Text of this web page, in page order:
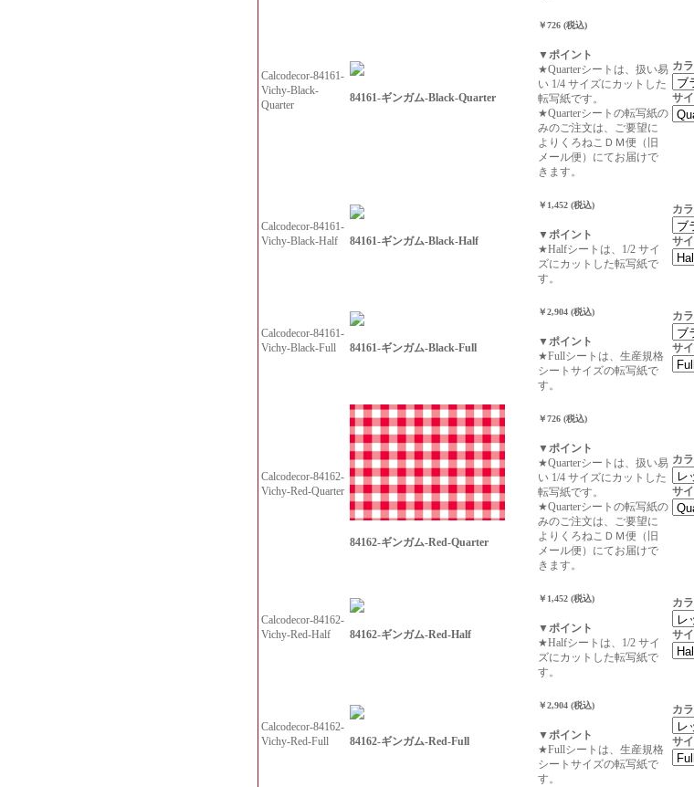
Calcodecor-84161-
Vichy-Black-
Quarter
84161-ギンガム-Black-Quarter
￥726 (税込)
▼ポイント
★Quarterシートは、扱い易
い 1/4 サイズにカットした
転写紙です。
★Quarterシートの転写紙の
みのご注文は、ご要望に
よりくろねこＤＭ便（旧
メール便）にてお届けで
きます。
カ
サ
Calcodecor-84161-
Vichy-Black-Half
84161-ギンガム-Black-Half
￥1,452 (税込)
▼ポイント
★Halfシートは、1/2 サイ
ズにカットした転写紙で
す。
カ
サ
Calcodecor-84161-
Vichy-Black-Full
84161-ギンガム-Black-Full
￥2,904 (税込)
▼ポイント
★Fullシートは、生産規格
シートサイズの転写紙で
す。
カ
サ
Calcodecor-84162-
Vichy-Red-Quarter
84162-ギンガム-Red-Quarter
￥726 (税込)
▼ポイント
★Quarterシートは、扱い易
い 1/4 サイズにカットした
転写紙です。
★Quarterシートの転写紙の
みのご注文は、ご要望に
よりくろねこＤＭ便（旧
メール便）にてお届けで
きます。
カ
サ
Calcodecor-84162-
Vichy-Red-Half
84162-ギンガム-Red-Half
￥1,452 (税込)
▼ポイント
★Halfシートは、1/2 サイ
ズにカットした転写紙で
す。
カ
サ
Calcodecor-84162-
Vichy-Red-Full
84162-ギンガム-Red-Full
￥2,904 (税込)
▼ポイント
★Fullシートは、生産規格
シートサイズの転写紙で
す。
カ
サ